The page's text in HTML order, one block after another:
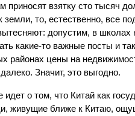
приносят взятку сто тысяч
то, естественно, все
допустим, в
какие-то важные посты и
районах цены на
Значит, это выгодно.
о том, что Китай как
живущие ближе к Китаю,